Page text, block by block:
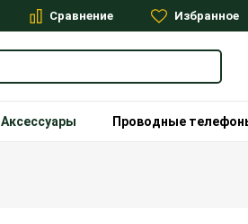
Сравнение Избранное
Аксессуары Проводные